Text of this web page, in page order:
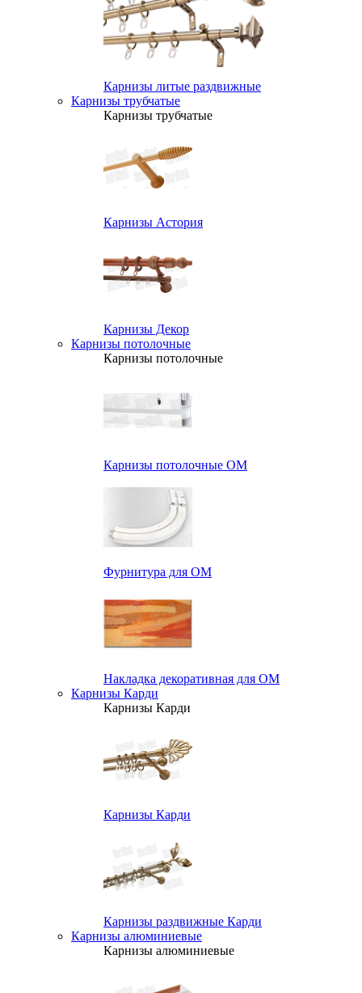
Карнизы литые раздвижные
Карнизы трубчатые
Карнизы трубчатые
Карнизы Астория
Карнизы Декор
Карнизы потолочные
Карнизы потолочные
Карнизы потолочные ОМ
Фурнитура для ОМ
Накладка декоративная для ОМ
Карнизы Карди
Карнизы Карди
Карнизы Карди
Карнизы раздвижные Карди
Карнизы алюминиевые
Карнизы алюминиевые